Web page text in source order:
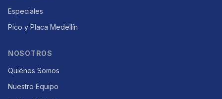
Especiales
Pico y Placa Medellín
NOSOTROS
Quiénes Somos
Nuestro Equipo